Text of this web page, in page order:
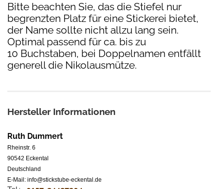
Bitte beachten Sie, das die Stiefel nur
begrenzten Platz für eine Stickerei bietet,
der Name sollte nicht allzu lang sein.
Optimal passend für ca. bis zu
10 Buchstaben, bei Doppelnamen entfällt
generell die Nikolausmütze.
Hersteller Informationen
Ruth Dummert
Rheinstr. 6
90542 Eckental
Deutschland
E-Mail: info@stickstube-eckental.de